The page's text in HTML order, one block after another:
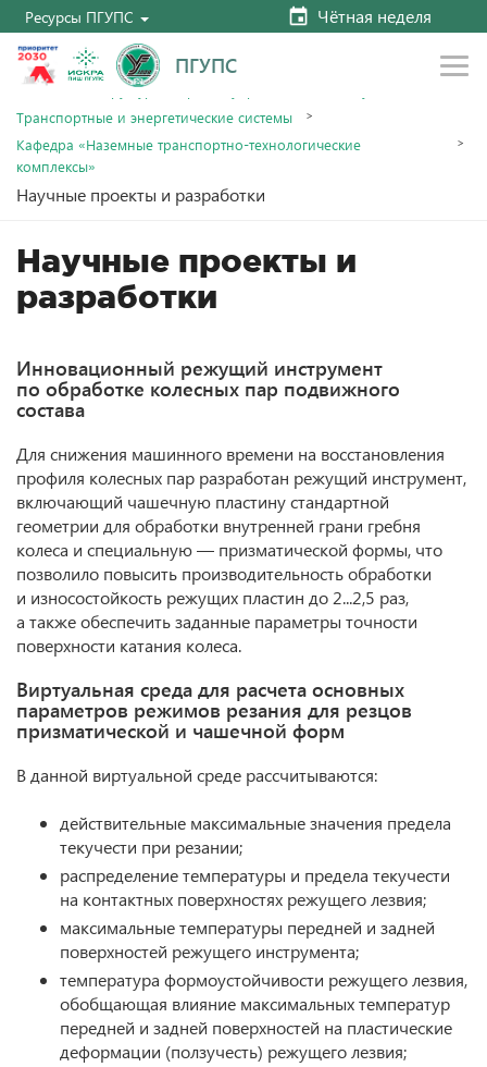
Ресурсы ПГУПС Чётная неделя
ПГУПС
Главная Структура и органы управления
Транспортные и энергетические системы
Кафедра «Наземные транспортно-технологические
комплексы»
Научные проекты и разработки
Научные проекты и
разработки
Инновационный режущий инструмент
по обработке колесных пар подвижного
состава
Для снижения машинного времени на восстановления
профиля колесных пар разработан режущий инструмент,
включающий чашечную пластину стандартной
геометрии для обработки внутренней грани гребня
колеса и специальную — призматической формы, что
позволило повысить производительность обработки
и износостойкость режущих пластин до 2...2,5 раз,
а также обеспечить заданные параметры точности
поверхности катания колеса.
Виртуальная среда для расчета основных
параметров режимов резания для резцов
призматической и чашечной форм
В данной виртуальной среде рассчитываются:
действительные максимальные значения предела
текучести при резании;
распределение температуры и предела текучести
на контактных поверхностях режущего лезвия;
максимальные температуры передней и задней
поверхностей режущего инструмента;
температура формоустойчивости режущего лезвия,
обобщающая влияние максимальных температур
передней и задней поверхностей на пластические
деформации (ползучесть) режущего лезвия;